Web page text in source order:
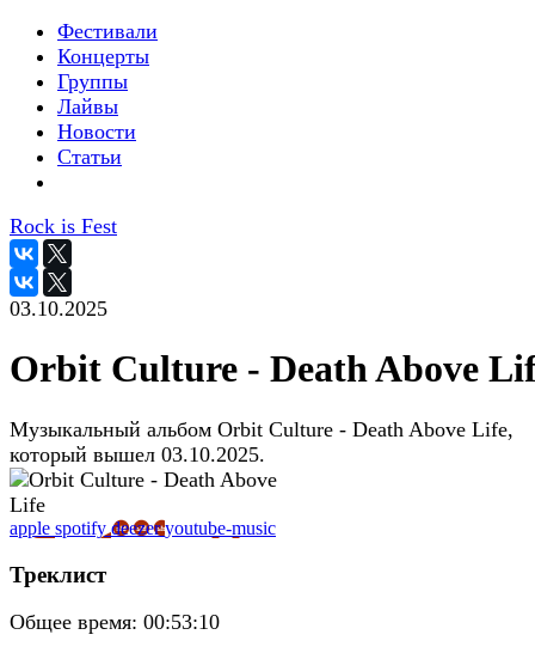
Фестивали
Концерты
Группы
Лайвы
Новости
Статьи
Rock is Fest
03.10.2025
Orbit Culture - Death Above
Музыкальный альбом Orbit Culture - Death Above Life,
который вышел 03.10.2025.
apple spotifydeezeryoutube-music
Треклист
Общее время: 00:53:10